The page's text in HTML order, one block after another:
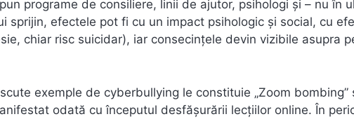
programe de consiliere, linii de ajutor, psihologi și – nu în
sprijin, efectele pot fi cu un impact psihologic și social, cu
chiar risc suicidar), iar consecințele devin vizibile asupra
exemple de cyberbullying le constituie „Zoom
odată cu începutul desfășurării lecțiilor online. În